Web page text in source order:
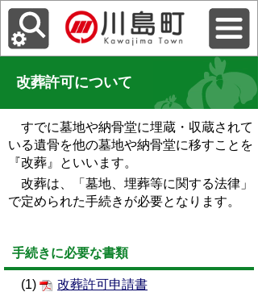
改葬許可について
すでに墓地や納骨堂に埋蔵・収蔵されて
いる遺骨を他の墓地や納骨堂に移すことを
『改葬』といいます。
改葬は、「墓地、埋葬等に関する法律」
で定められた手続きが必要となります。
手続きに必要な書類
(1)
改葬許可申請書